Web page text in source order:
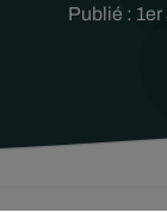
Publié :